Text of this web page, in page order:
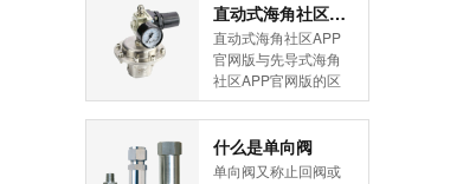
直动式海角社区APP官网版与先导式海角社区APP官网版的区别
直动式海角社区APP
官网版与先导式海角
社区APP官网版的区
别是什么？HJBA8海
角论坛海角社区APP
简版下载告诉您！先
导式海角社区APP官
什么是单向阀
单向阀又称止回阀或